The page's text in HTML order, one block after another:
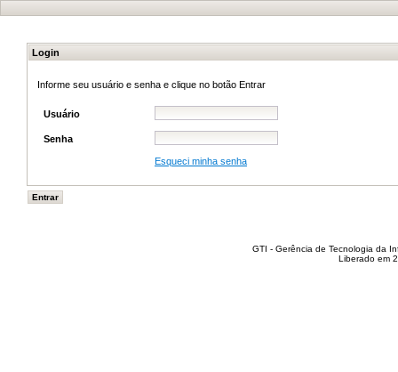
Login
Informe seu usuário e senha e clique no botão Entrar
Usuário
Senha
Esqueci minha senha
GTI - Gerência de Tecnologia da
Liberado em